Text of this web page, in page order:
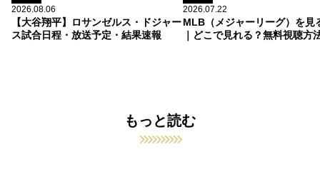
2026.08.06
【大谷翔平】ロサンゼルス・ドジャー
ス試合日程・放送予定・結果速報
2026.07.22
MLB（メジャーリーグ）を見
｜どこで見れる？無料視聴方
もっと読む